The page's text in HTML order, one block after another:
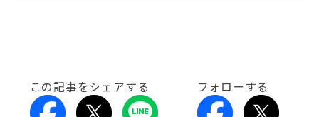
この記事をシェアする フォローする